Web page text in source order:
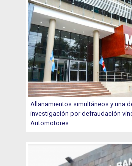
Allanamientos simultáneos y una
investigación por defraudación
Automotores